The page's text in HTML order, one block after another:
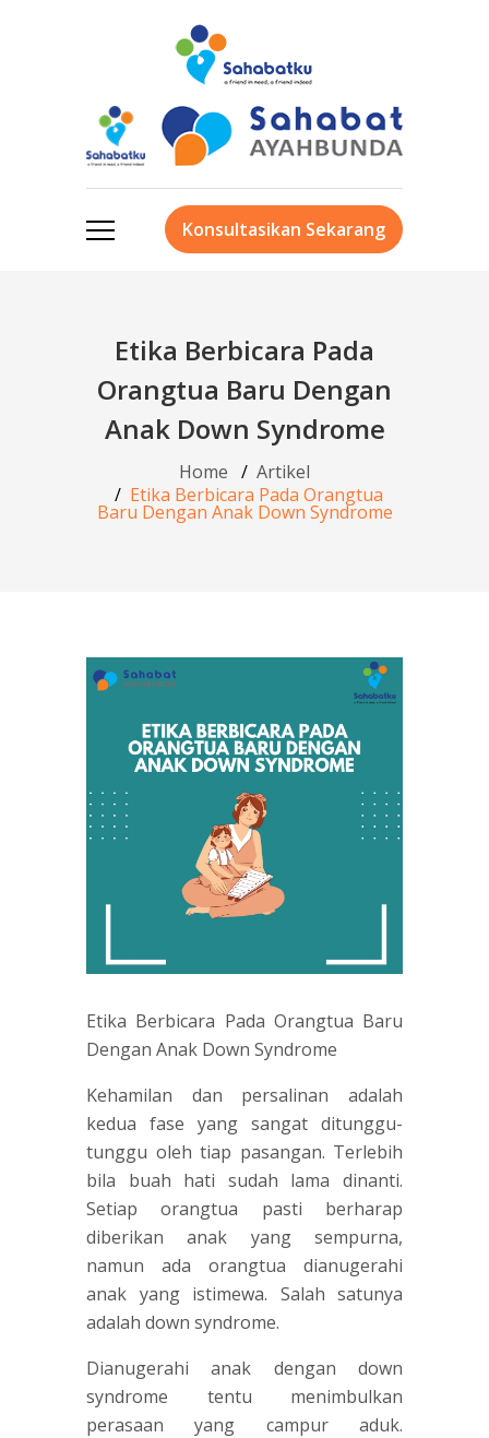
Konsultasikan Sekarang
Etika Berbicara Pada
Orangtua Baru Dengan
Anak Down Syndrome
Home
Artikel
Etika Berbicara Pada Orangtua
Baru Dengan Anak Down Syndrome
Etika Berbicara Pada Orangtua Baru
Dengan Anak Down Syndrome
Kehamilan dan persalinan adalah
kedua fase yang sangat ditunggu-
tunggu oleh tiap pasangan. Terlebih
bila buah hati sudah lama dinanti.
Setiap orangtua pasti berharap
diberikan anak yang sempurna,
namun ada orangtua dianugerahi
anak yang istimewa. Salah satunya
adalah down syndrome.
Dianugerahi anak dengan down
syndrome tentu menimbulkan
perasaan yang campur aduk.